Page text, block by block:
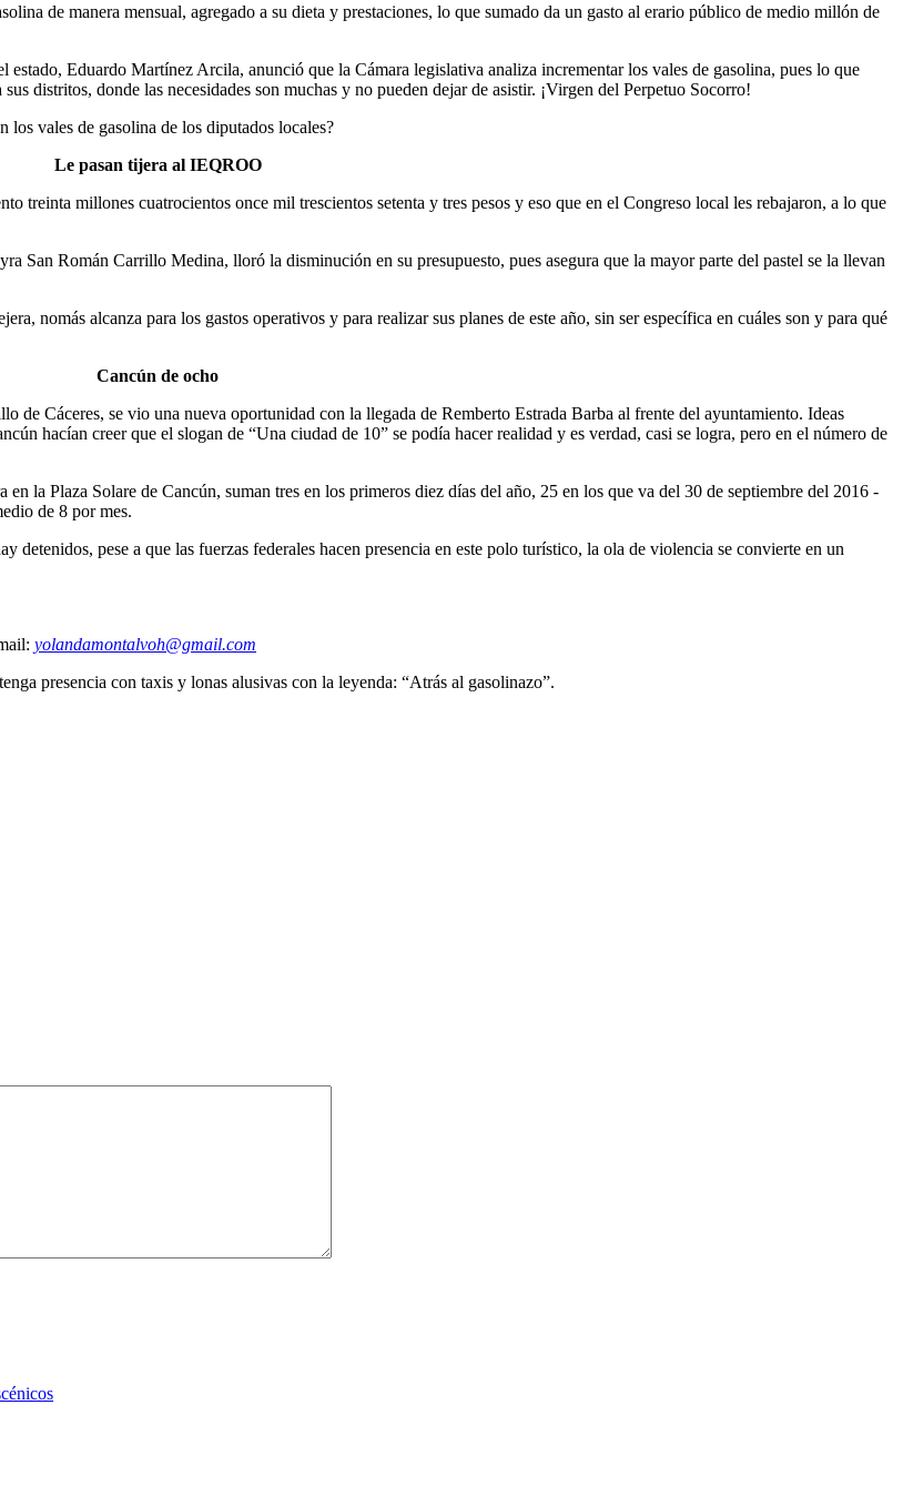
de manera mensual, agregado a su dieta y prestaciones, lo que sumado da un gasto al erario público de medio millón de
Eduardo Martínez Arcila, anunció que la Cámara legislativa analiza incrementar los vales de gasolina, pues lo que
distritos, donde las necesidades son muchas y no pueden dejar de asistir. ¡Virgen del Perpetuo Socorro!
los vales de gasolina de los diputados locales?
Le pasan tijera al IEQROO
treinta millones cuatrocientos once mil trescientos setenta y tres pesos y eso que en el Congreso local les rebajaron, a lo que
San Román Carrillo Medina, lloró la disminución en su presupuesto, pues asegura que la mayor parte del pastel se la llevan
nomás alcanza para los gastos operativos y para realizar sus planes de este año, sin ser específica en cuáles son y para qué
Cancún de ocho
de Cáceres, se vio una nueva oportunidad con la llegada de Remberto Estrada Barba al frente del ayuntamiento. Ideas
hacían creer que el slogan de “Una ciudad de 10” se podía hacer realidad y es verdad, casi se logra, pero en el número de
la Plaza Solare de Cancún, suman tres en los primeros diez días del año, 25 en los que va del 30 de septiembre del 2016 -
de 8 por mes.
detenidos, pese a que las fuerzas federales hacen presencia en este polo turístico, la ola de violencia se convierte en un
yolandamontalvoh@gmail.com
presencia con taxis y lonas alusivas con la leyenda: “Atrás al gasolinazo”.